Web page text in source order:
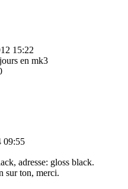
15:22
en mk3
09:55
adresse: gloss black.
sur ton, merci.